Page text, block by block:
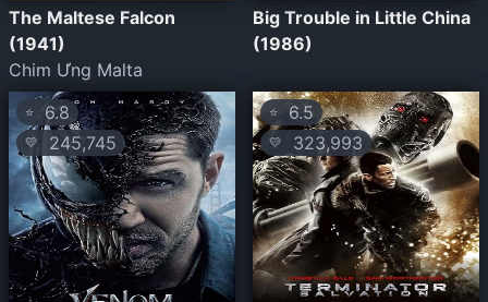
The Maltese Falcon
(1941)
Chim Ưng Malta
Big Trouble in Little China
(1986)
⭐ 6.8
💛 245,745
⭐ 6.5
💛 323,993